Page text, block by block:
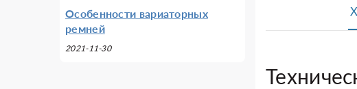
Особенности вариаторных
ремней
2021-11-30